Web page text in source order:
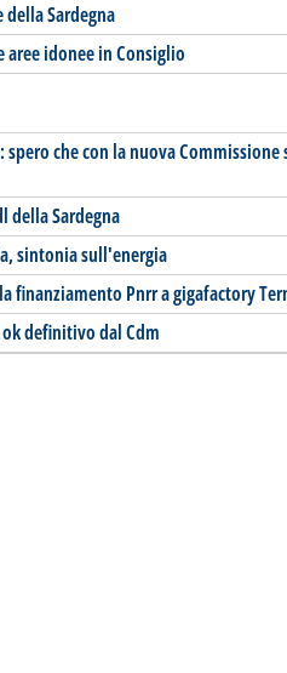
Sardegna
aree idonee in Consiglio
che con la nuova
della Sardegna
sintonia sull'energia
finanziamento Pnrr a gigafactory
definitivo dal Cdm